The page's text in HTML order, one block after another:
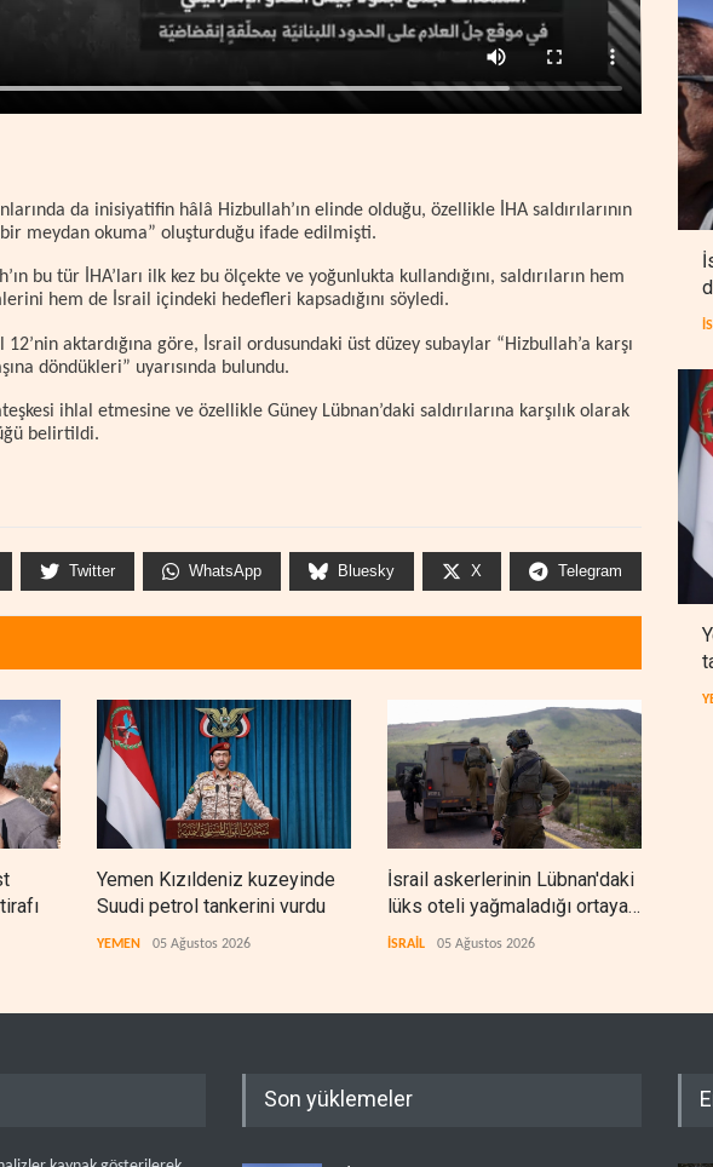
da inisiyatifin hâlâ Hizbullah’ın elinde olduğu, özellikle İHA saldırılarının
meydan okuma” oluşturduğu ifade edilmişti.
bu tür İHA’ları ilk kez bu ölçekte ve yoğunlukta kullandığını, saldırıların hem
hem de İsrail içindeki hedefleri kapsadığını söyledi.
aktardığına göre, İsrail ordusundaki üst düzey subaylar “Hizbullah’a karşı
döndükleri” uyarısında bulundu.
ihlal etmesine ve özellikle Güney Lübnan’daki saldırılarına karşılık olarak
belirtildi.
Twitter WhatsApp Bluesky X Telegram
Yemen Kızıldeniz kuzeyinde
Suudi petrol tankerini vurdu
YEMEN 05 Ağustos 2026
İsrail askerlerinin Lübnan'daki
lüks oteli yağmaladığı ortaya
çıktı
İSRAİL 05 Ağustos 2026
Son yüklemeler